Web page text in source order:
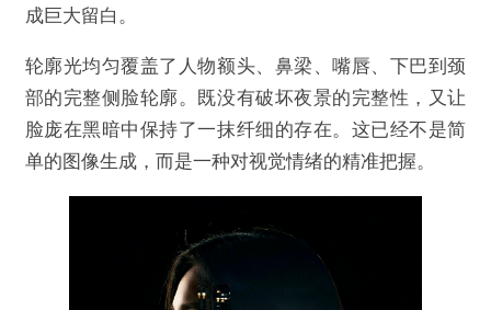
成巨大留白。
轮廓光均匀覆盖了人物额头、鼻梁、嘴唇、下巴到颈
部的完整侧脸轮廓。既没有破坏夜景的完整性，又让
脸庞在黑暗中保持了一抹纤细的存在。这已经不是简
单的图像生成，而是一种对视觉情绪的精准把握。